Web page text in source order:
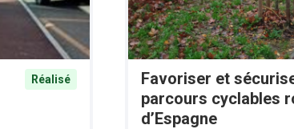
Réalisé
Favoriser et
parcours cyclables
d’Espagne